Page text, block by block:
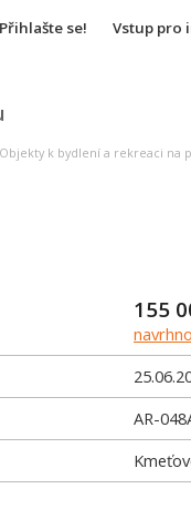
Přihlašte se! Vstup pro
Objekty k bydlení a rekreaci na
155
AR-